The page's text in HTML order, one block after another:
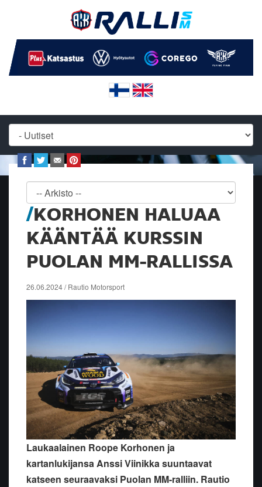
KORHONEN HALUAA
KÄÄNTÄÄ KURSSIN
PUOLAN MM-RALLISSA
26.06.2024 / Rautio Motorsport
Laukaalainen Roope Korhonen ja
kartanlukijansa Anssi Viinikka suuntaavat
katseen seuraavaksi Puolan MM-ralliin. Rautio